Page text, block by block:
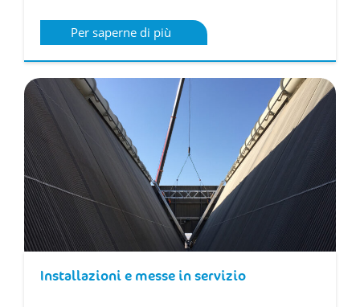
Per saperne di più
Installazioni e messe in servizio